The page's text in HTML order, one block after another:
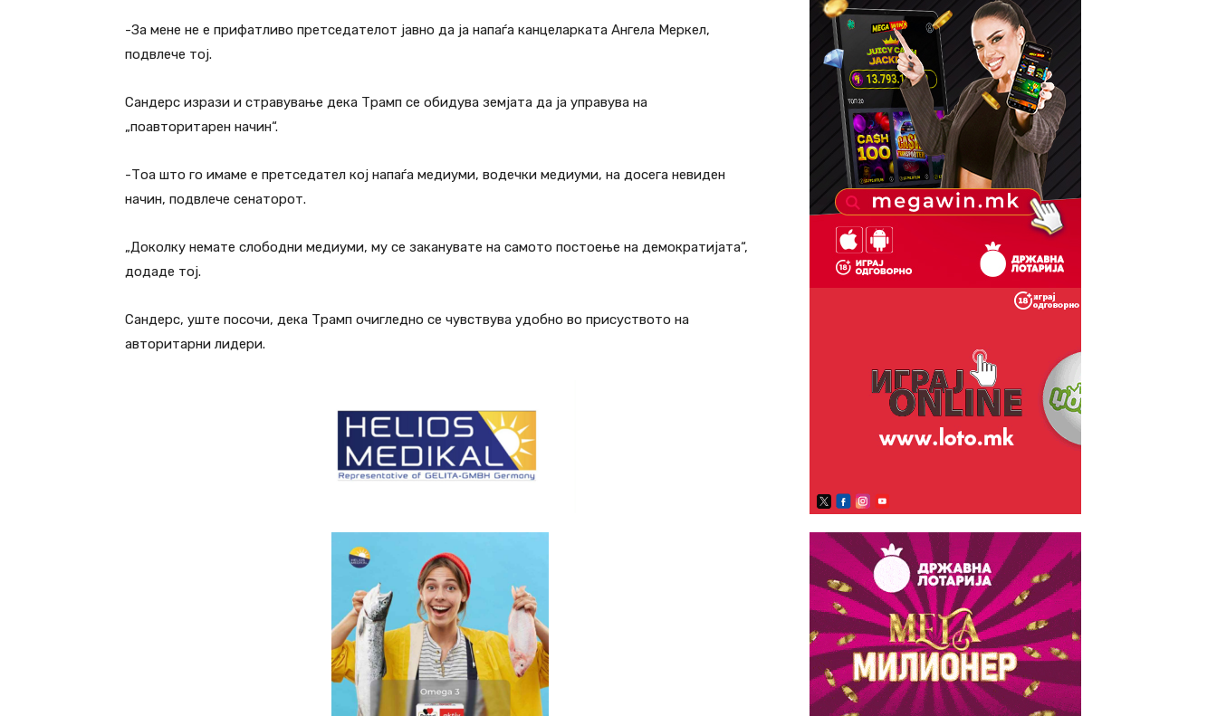
-За мене не е прифатливо претседателот јавно да ја напаѓа канцеларката Ангела Меркел,
подвлече тој.
Сандерс изрази и стравување дека Трамп се обидува земјата да ја управува на
„поавторитарен начин“.
-Тоа што го имаме е претседател кој напаѓа медиуми, водечки медиуми, на досега невиден
начин, подвлече сенаторот.
„Доколку немате слободни медиуми, му се заканувате на самото постоење на демократијата“,
додаде тој.
Сандерс, уште посочи, дека Трамп очигледно се чувствува удобно во присуството на
авторитарни лидери.